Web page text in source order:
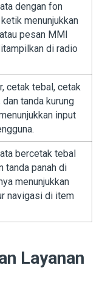
dengan fon
menunjukkan
pesan MMI
di radio
cetak tebal, cetak
dan tanda kurung
input
bercetak tebal
tanda panah di
menunjukkan
navigasi di item
Layanan